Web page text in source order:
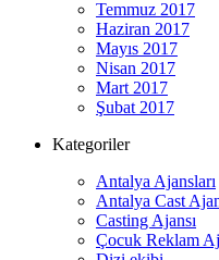
Temmuz 2017
Haziran 2017
Mayıs 2017
Nisan 2017
Mart 2017
Şubat 2017
Kategoriler
Antalya Ajansları
Antalya Cast
Casting Ajansı
Çocuk Reklam